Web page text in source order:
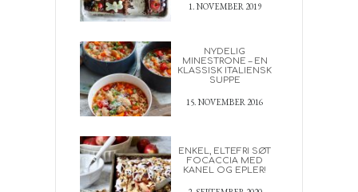
1. NOVEMBER 2019
NYDELIG
MINESTRONE – EN
KLASSISK ITALIENSK
SUPPE
15. NOVEMBER 2016
ENKEL, ELTEFRI SØT
FOCACCIA MED
KANEL OG EPLER!